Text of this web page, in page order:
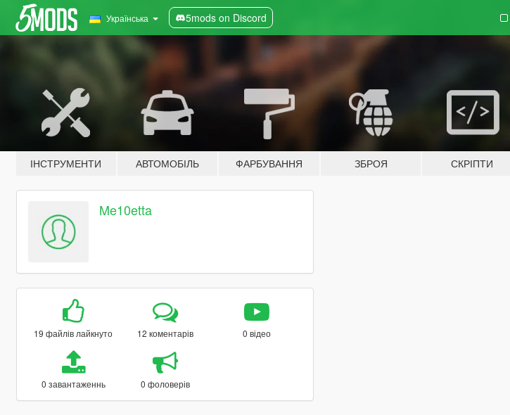
Українська 5mods on Discord
ІНСТРУМЕНТИ АВТОМОБІЛЬ ФАРБУВАННЯ ЗБРОЯ СКРІПТИ
Me10etta
19 файлів лайкнуто 12 коментарів 0 відео
0 завантаженнь 0 фоловерів